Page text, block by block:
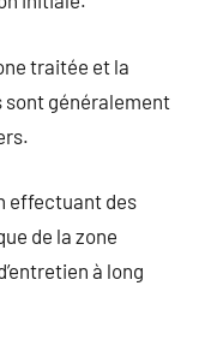
traitée et la
sont généralement
effectuant des
de la zone
à long